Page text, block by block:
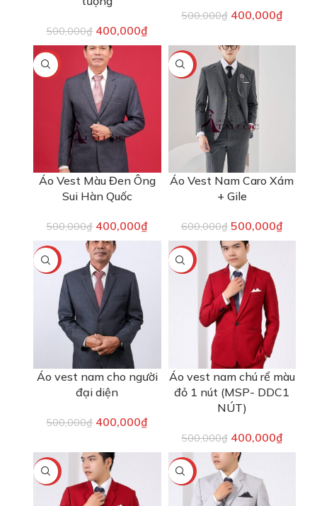
500,000₫ 400,000₫
500,000₫ 400,000₫
-20%
Áo Vest Màu Đen Ông
Sui Hàn Quốc
500,000₫ 400,000₫
-17%
Áo Vest Nam Caro Xám
+ Gile
600,000₫ 500,000₫
-20%
Áo vest nam cho người
đại diện
500,000₫ 400,000₫
-20%
Áo vest nam chú rể màu
đỏ 1 nút (MSP- DDC1
NÚT)
500,000₫ 400,000₫
-20% -20%